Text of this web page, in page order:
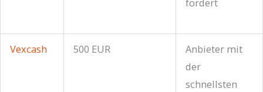
fordert
Vexcash 500 EUR
Anbieter mit
der
schnellsten